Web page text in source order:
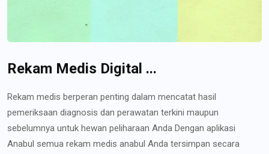
Rekam Medis Digital ...
Rekam medis berperan penting dalam mencatat hasil
pemeriksaan diagnosis dan perawatan terkini maupun
sebelumnya untuk hewan peliharaan Anda Dengan aplikasi
Anabul semua rekam medis anabul Anda tersimpan secara